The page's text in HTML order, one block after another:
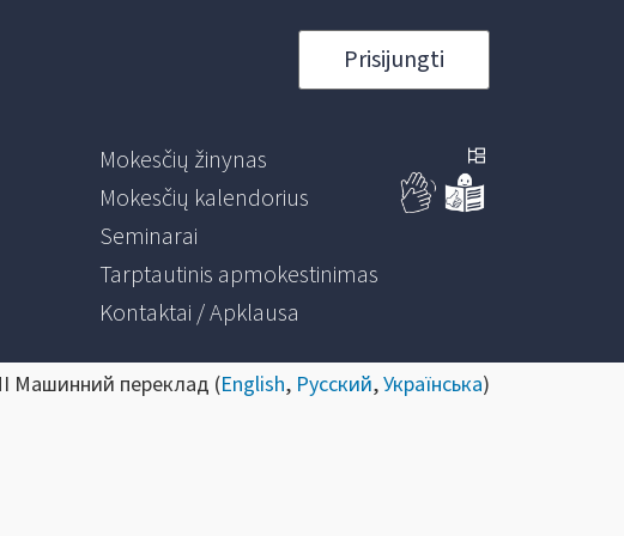
Prisijungti
Mokesčių žinynas
Mokesčių kalendorius
Seminarai
Tarptautinis apmokestinimas
Kontaktai / Apklausa
Машинний переклад (English, Русский,Українська)